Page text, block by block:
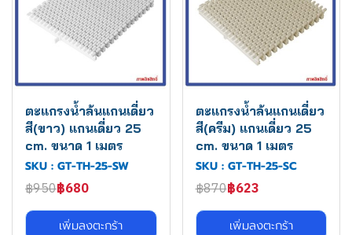
ตะแกรงน้ำล้นแกนเดี่ยว
สี(ขาว) แกนเดี่ยว 25
cm. ขนาด 1 เมตร
SKU : GT-TH-25-SW
฿950฿680
เพิ่มลงตะกร้า
ตะแกรงน้ำล้นแกนเดี่ยว
สี(ครีม) แกนเดี่ยว 25
cm. ขนาด 1 เมตร
SKU : GT-TH-25-SC
฿870฿623
เพิ่มลงตะกร้า